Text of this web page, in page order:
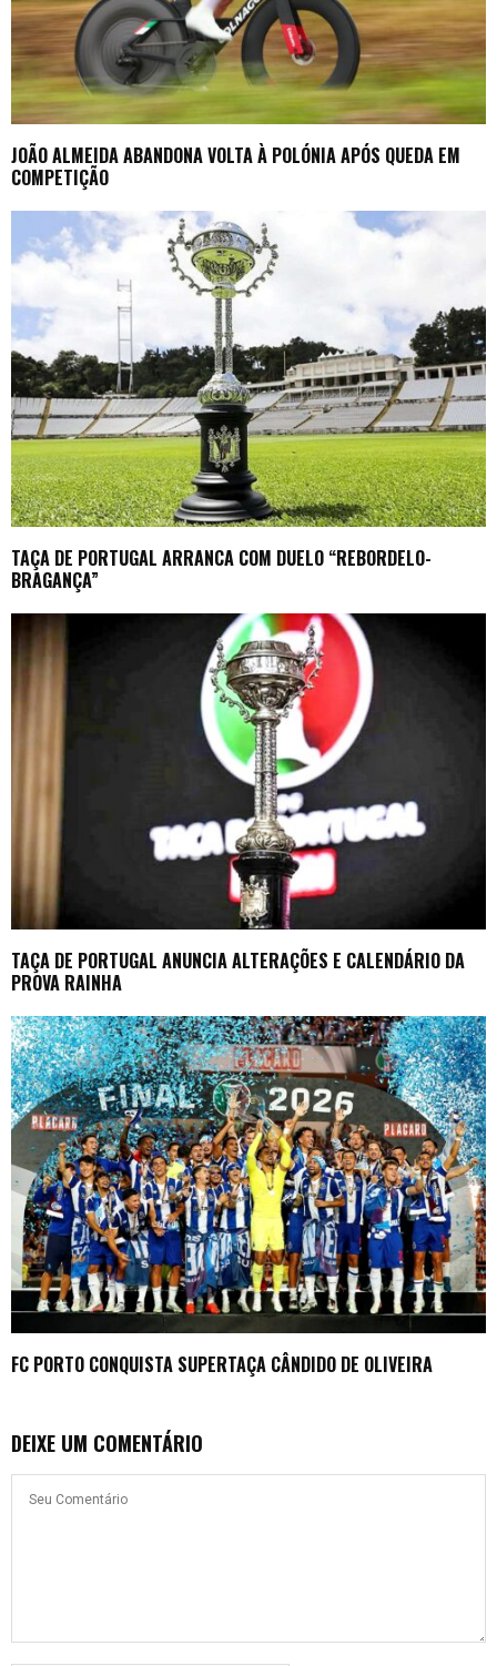
JOÃO ALMEIDA ABANDONA VOLTA À POLÓNIA APÓS QUEDA EM
COMPETIÇÃO
TAÇA DE PORTUGAL ARRANCA COM DUELO “REBORDELO-
BRAGANÇA”
TAÇA DE PORTUGAL ANUNCIA ALTERAÇÕES E CALENDÁRIO DA
PROVA RAINHA
FC PORTO CONQUISTA SUPERTAÇA CÂNDIDO DE OLIVEIRA
DEIXE UM COMENTÁRIO